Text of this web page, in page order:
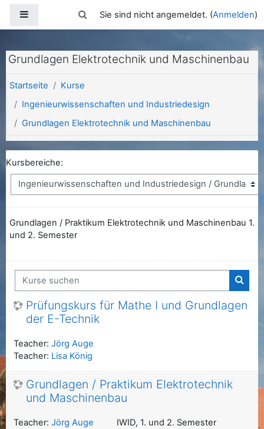
Website-ÜbersichtSucheingabe umschalten
Sie sind nicht angemeldet. (Anmelden)
Grundlagen Elektrotechnik und Maschinenbau
Startseite
Kurse
Ingenieurwissenschaften und Industriedesign
Grundlagen Elektrotechnik und Maschinenbau
Kursbereiche:
Grundlagen / Praktikum Elektrotechnik und Maschinenbau 1.
und 2. Semester
Kurse suchen
Prüfungskurs für Mathe I und Grundlagen
der E-Technik
Teacher: Jörg Auge
Teacher: Lisa König
Grundlagen / Praktikum Elektrotechnik
und Maschinenbau
IWID, 1. und 2. Semester
Teacher: Jörg Auge